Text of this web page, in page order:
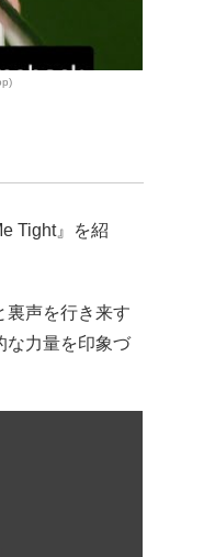
Tight』を紹
裏声を行き来す
な力量を印象づ